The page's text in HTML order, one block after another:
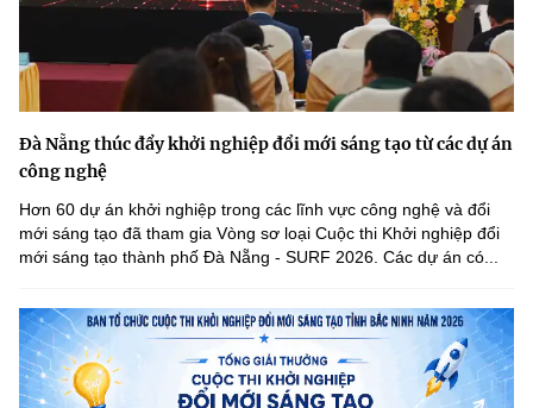
Đà Nẵng thúc đẩy khởi nghiệp đổi mới sáng tạo từ các dự án
công nghệ
Hơn 60 dự án khởi nghiệp trong các lĩnh vực công nghệ và đổi
mới sáng tạo đã tham gia Vòng sơ loại Cuộc thi Khởi nghiệp đổi
mới sáng tạo thành phố Đà Nẵng - SURF 2026. Các dự án có...